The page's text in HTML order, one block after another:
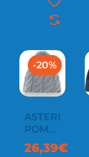
-20%
ASTERIA
POMPON
MÜ
26,39€